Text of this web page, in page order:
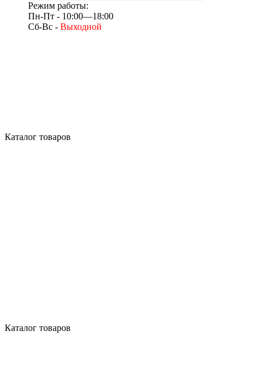
Режим работы:
Пн-Пт - 10:00—18:00
Сб-Вс - Выходной
Каталог товаров
Каталог товаров